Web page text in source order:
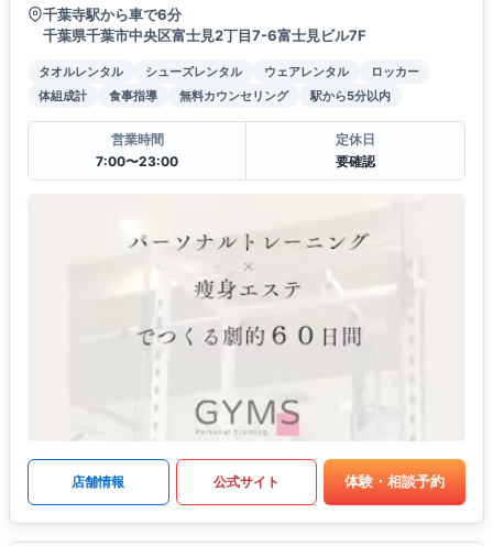
千葉寺駅から車で6分
千葉県千葉市中央区富士見2丁目7-6​富士見ビル7F
タオルレンタル シューズレンタル ウェアレンタル
ロッカー
体組成計
食事指導 無料カウンセリング 駅から5分以内
営業時間
7:00〜23:00
定休日
要確認
店舗情報 公式サイト 体験・相談予約